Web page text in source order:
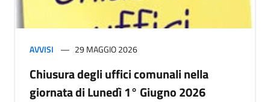
AVVISI 29 MAGGIO 2026
Chiusura degli uffici comunali nella
giornata di Lunedì 1° Giugno 2026